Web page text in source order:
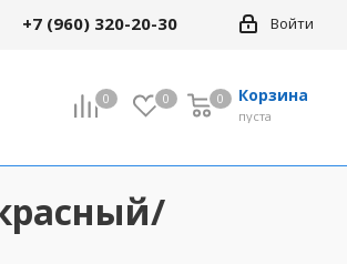
Войти
+7 (960) 320-20-30
0 0 Корзина
0
пуста
0